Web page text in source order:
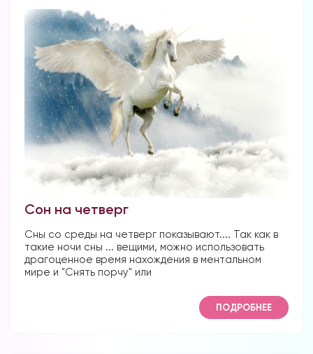
Сон на четверг
Сны со среды на четверг показывают.... Так как в
такие ночи сны ... вещими, можно использовать
драгоценное время нахождения в ментальном
мире и "Снять порчу" или
ПОДРОБНЕЕ